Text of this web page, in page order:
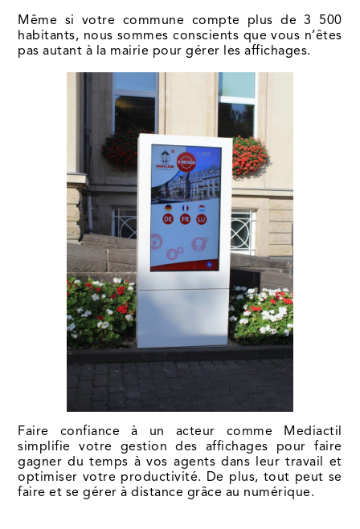
Même si votre commune compte plus de 3 500
habitants, nous sommes conscients que vous n’êtes
pas autant à la mairie pour gérer les affichages.
Faire confiance à un acteur comme Mediactil
simplifie votre gestion des affichages pour faire
gagner du temps à vos agents dans leur travail et
optimiser votre productivité. De plus, tout peut se
faire et se gérer à distance grâce au numérique.